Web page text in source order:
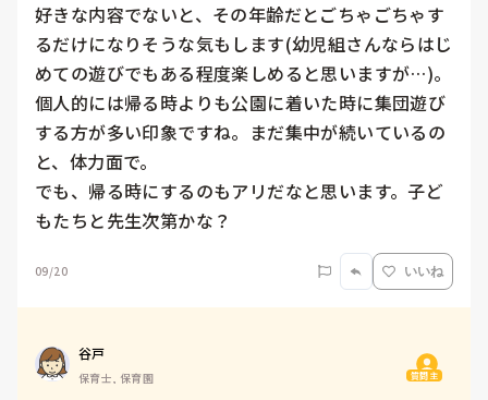
好きな内容でないと、その年齢だとごちゃごちゃす
るだけになりそうな気もします(幼児組さんならはじ
めての遊びでもある程度楽しめると思いますが…)。
個人的には帰る時よりも公園に着いた時に集団遊び
する方が多い印象ですね。まだ集中が続いているの
と、体力面で。
でも、帰る時にするのもアリだなと思います。子ど
もたちと先生次第かな？
09/20 いいね
谷戸
保育士, 保育園 質問主